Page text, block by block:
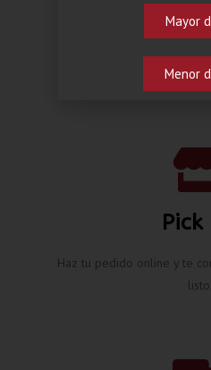
Pick
Haz tu pedido online y te
listo.
Mayor
Menor